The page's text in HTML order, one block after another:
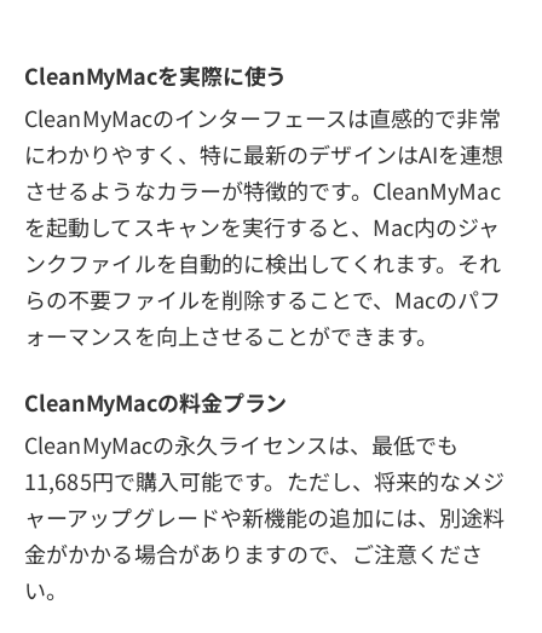
CleanMyMacを実際に使う
CleanMyMacのインターフェースは直感的で非常
にわかりやすく、特に最新のデザインはAIを連想
させるようなカラーが特徴的です。CleanMyMac
を起動してスキャンを実行すると、Mac内のジャ
ンクファイルを自動的に検出してくれます。それ
らの不要ファイルを削除することで、Macのパフ
ォーマンスを向上させることができます。
CleanMyMacの料金プラン
CleanMyMacの永久ライセンスは、最低でも
11,685円で購入可能です。ただし、将来的なメジ
ャーアップグレードや新機能の追加には、別途料
金がかかる場合がありますので、ご注意くださ
い。